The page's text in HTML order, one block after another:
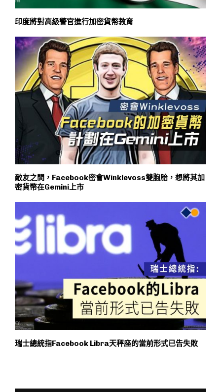
印度將對高級警官進行加密貨幣教育
敵友之間，Facebook密會Winklevoss雙胞胎，想將其加
密貨幣在Gemini上市
瑞士總統指Facebook Libra天秤座的當前形式已告失敗